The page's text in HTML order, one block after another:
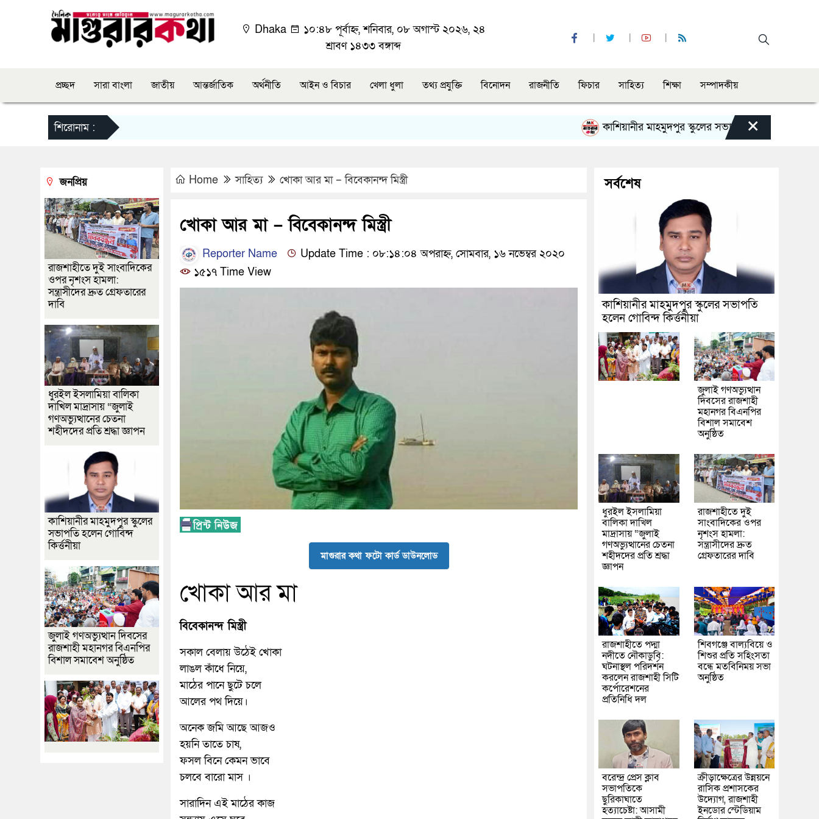
Dhaka
১০:৪৮ পূর্বাহ্ন, শনিবার, ০৮ অগাস্ট ২০২৬, ২৪
শ্রাবণ ১৪৩৩ বঙ্গাব্দ
প্রচ্ছদ সারা বাংলা জাতীয় আন্তর্জাতিক অর্থনীতি আইন ও বিচার খেলা ধুলা তথ্য প্রযুক্তি বিনোদন রাজনীতি ফিচার সাহিত্য শিক্ষা সম্পাদকীয়
শিরোনাম : কাশিয়ানীর মাহমুদপুর স্কুলের সভাপতি হলেন গোবিন্দ কির্ত্তনীয়া
×
Home সাহিত্য খোকা আর মা – বিবেকানন্দ মিস্ত্রী
খোকা আর মা – বিবেকানন্দ মিস্ত্রী
Reporter Name
Update Time : ০৮:১৪:০৪ অপরাহ্ন, সোমবার, ১৬ নভেম্বর ২০২০
১৫১৭ Time View
মাগুরার কথা ফটো কার্ড ডাউনলোড
খোকা আর মা
বিবেকানন্দ মিস্ত্রী
সকাল বেলায় উঠেই খোকা
লাঙল কাঁধে নিয়ে,
মাঠের পানে ছুটে চলে
আলের পথ দিয়ে।
অনেক জমি আছে আজও
হয়নি তাতে চাষ,
ফসল বিনে কেমন ভাবে
চলবে বারো মাস ।
সারাদিন এই মাঠের কাজ
জনপ্রিয়
রাজশাহীতে দুই সাংবাদিকের
ওপর নৃশংস হামলা:
সন্ত্রাসীদের দ্রুত গ্রেফতারের
দাবি
ধুরইল ইসলামিয়া বালিকা
দাখিল মাদ্রাসায় “জুলাই
গণঅভ্যুত্থানের চেতনা
শহীদদের প্রতি শ্রদ্ধা জ্ঞাপন
কাশিয়ানীর মাহমুদপুর স্কুলের
সভাপতি হলেন গোবিন্দ
কির্ত্তনীয়া
জুলাই গণঅভ্যুত্থান দিবসের
রাজশাহী মহানগর বিএনপির
বিশাল সমাবেশ অনুষ্ঠিত
সর্বশেষ
কাশিয়ানীর মাহমুদপুর স্কুলের সভাপতি
হলেন গোবিন্দ কির্ত্তনীয়া
জুলাই গণঅভ্যুত্থান
দিবসের রাজশাহী
মহানগর বিএনপির
বিশাল সমাবেশ
অনুষ্ঠিত
ধুরইল ইসলামিয়া
বালিকা দাখিল
মাদ্রাসায় “জুলাই
গণঅভ্যুত্থানের চেতনা
শহীদদের প্রতি শ্রদ্ধা
জ্ঞাপন
রাজশাহীতে দুই
সাংবাদিকের ওপর
নৃশংস হামলা:
সন্ত্রাসীদের দ্রুত
গ্রেফতারের দাবি
রাজশাহীতে পদ্মা
নদীতে নৌকাডুবি:
ঘটনাস্থল পরিদর্শন
করলেন রাজশাহী সিটি
কর্পোরেশনের
প্রতিনিধি দল
শিবগঞ্জে বাল্যবিয়ে ও
শিশুর প্রতি সহিংসতা
বন্ধে মতবিনিময় সভা
অনুষ্ঠিত
বরেন্দ্র প্রেস ক্লাব
সভাপতিকে
ছুরিকাঘাতে
হত্যাচেষ্টা: আসামী
ক্রীড়াক্ষেত্রের উন্নয়নে
রাসিক প্রশাসকের
উদ্যোগ, রাজশাহী
ইনডোর স্টেডিয়াম